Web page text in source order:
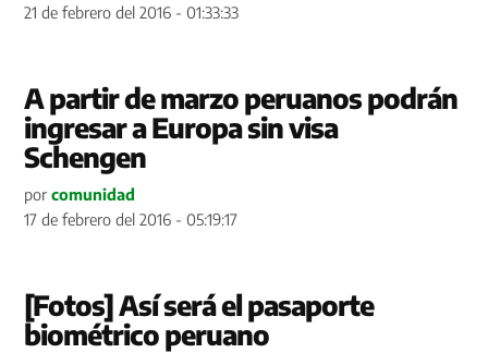
21 de febrero del 2016 - 01:33:33
A partir de marzo peruanos podrán
ingresar a Europa sin visa
Schengen
por comunidad
17 de febrero del 2016 - 05:19:17
[Fotos] Así será el pasaporte
biométrico peruano